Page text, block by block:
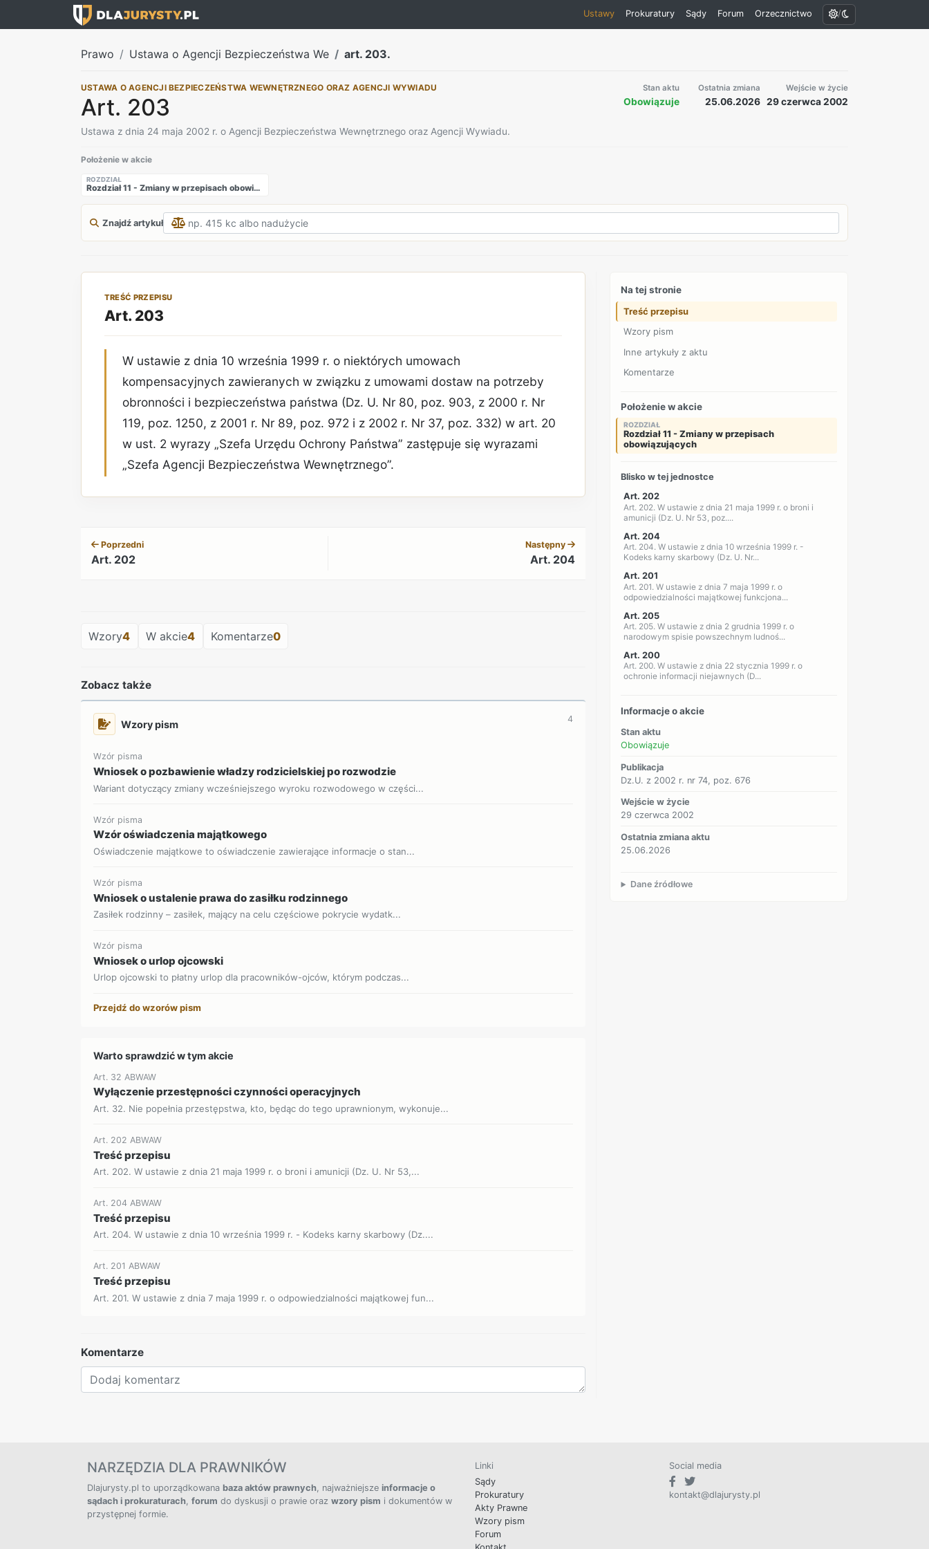
Ustawy Prokuratury Sądy Forum Orzecznictwo /
Prawo Ustawa o Agencji Bezpieczeństwa We art. 203.
USTAWA O AGENCJI BEZPIECZEŃSTWA WEWNĘTRZNEGO ORAZ AGENCJI WYWIADU
Art. 203
Ustawa z dnia 24 maja 2002 r. o Agencji Bezpieczeństwa Wewnętrznego oraz Agencji Wywiadu.
Stan aktu
Obowiązuje
Ostatnia zmiana
25.06.2026
Wejście w życie
29 czerwca 2002
Położenie w akcie
ROZDZIAŁ
Rozdział 11 - Zmiany w przepisach obowiązujących
Znajdź artykuł
TREŚĆ PRZEPISU
Art. 203
W ustawie z dnia 10 września 1999 r. o niektórych umowach
kompensacyjnych zawieranych w związku z umowami dostaw na potrzeby
obronności i bezpieczeństwa państwa (Dz. U. Nr 80, poz. 903, z 2000 r. Nr
119, poz. 1250, z 2001 r. Nr 89, poz. 972 i z 2002 r. Nr 37, poz. 332) w art. 20
w ust. 2 wyrazy „Szefa Urzędu Ochrony Państwa” zastępuje się wyrazami
„Szefa Agencji Bezpieczeństwa Wewnętrznego”.
Poprzedni
Art. 202
Następny
Art. 204
Wzory4 W akcie4 Komentarze0
Zobacz także
Wzory pism 4
Wzór pisma
Wniosek o pozbawienie władzy rodzicielskiej po rozwodzie
Wariant dotyczący zmiany wcześniejszego wyroku rozwodowego w części...
Wzór pisma
Wzór oświadczenia majątkowego
Oświadczenie majątkowe to oświadczenie zawierające informacje o stan...
Wzór pisma
Wniosek o ustalenie prawa do zasiłku rodzinnego
Zasiłek rodzinny – zasiłek, mający na celu częściowe pokrycie wydatk...
Wzór pisma
Wniosek o urlop ojcowski
Urlop ojcowski to płatny urlop dla pracowników-ojców, którym podczas...
Przejdź do wzorów pism
Warto sprawdzić w tym akcie
Art. 32 ABWAW
Wyłączenie przestępności czynności operacyjnych
Art. 32. Nie popełnia przestępstwa, kto, będąc do tego uprawnionym, wykonuje...
Art. 202 ABWAW
Treść przepisu
Art. 202. W ustawie z dnia 21 maja 1999 r. o broni i amunicji (Dz. U. Nr 53,...
Art. 204 ABWAW
Treść przepisu
Art. 204. W ustawie z dnia 10 września 1999 r. - Kodeks karny skarbowy (Dz....
Art. 201 ABWAW
Treść przepisu
Art. 201. W ustawie z dnia 7 maja 1999 r. o odpowiedzialności majątkowej fun...
Komentarze
Na tej stronie
Treść przepisu
Wzory pism
Inne artykuły z aktu
Komentarze
Położenie w akcie
ROZDZIAŁ
Rozdział 11 - Zmiany w przepisach
obowiązujących
Blisko w tej jednostce
Art. 202
Art. 202. W ustawie z dnia 21 maja 1999 r. o broni i
amunicji (Dz. U. Nr 53, poz....
Art. 204
Art. 204. W ustawie z dnia 10 września 1999 r. -
Kodeks karny skarbowy (Dz. U. Nr...
Art. 201
Art. 201. W ustawie z dnia 7 maja 1999 r. o
odpowiedzialności majątkowej funkcjona...
Art. 205
Art. 205. W ustawie z dnia 2 grudnia 1999 r. o
narodowym spisie powszechnym ludnoś...
Art. 200
Art. 200. W ustawie z dnia 22 stycznia 1999 r. o
ochronie informacji niejawnych (D...
Informacje o akcie
Stan aktu
Obowiązuje
Publikacja
Dz.U. z 2002 r. nr 74, poz. 676
Wejście w życie
29 czerwca 2002
Ostatnia zmiana aktu
25.06.2026
Dane źródłowe
NARZĘDZIA DLA PRAWNIKÓW
Dlajurysty.pl to uporządkowana baza aktów prawnych, najważniejsze informacje o
sądach i prokuraturach, forum do dyskusji o prawie oraz wzory pism i dokumentów w
przystępnej formie.
Linki
Sądy
Prokuratury
Akty Prawne
Wzory pism
Forum
Social media
kontakt@dlajurysty.pl